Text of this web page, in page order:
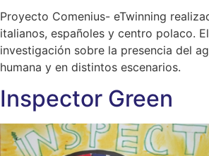
Proyecto Comenius- eTwinning
italianos, españoles y centro polaco.
investigación sobre la presencia del
humana y en distintos escenarios.
Inspector Green